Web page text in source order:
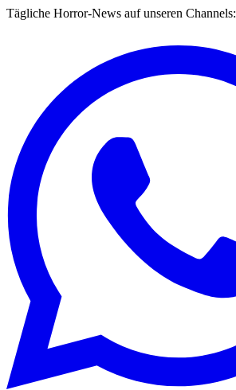
Tägliche Horror-News auf unseren Channels: